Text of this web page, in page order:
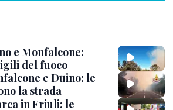
e Monfalcone:
del fuoco
e Duino: le
la strada
in Friuli: le